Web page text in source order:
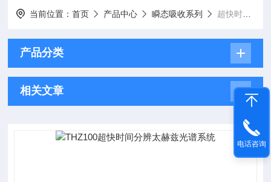
当前位置：首页 产品中心 瞬态吸收系列 超快时间分辨太赫兹光谱仪
产品分类
相关文章
电话咨询